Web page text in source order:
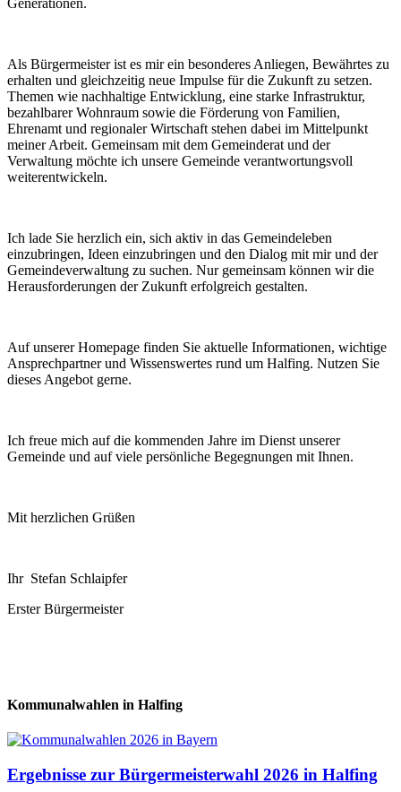
Als Bürgermeister ist es mir ein besonderes Anliegen, Bewährtes zu
erhalten und gleichzeitig neue Impulse für die Zukunft zu setzen.
Themen wie nachhaltige Entwicklung, eine starke Infrastruktur,
bezahlbarer Wohnraum sowie die Förderung von Familien,
Ehrenamt und regionaler Wirtschaft stehen dabei im Mittelpunkt
meiner Arbeit. Gemeinsam mit dem Gemeinderat und der
Verwaltung möchte ich unsere Gemeinde verantwortungsvoll
weiterentwickeln.
Ich lade Sie herzlich ein, sich aktiv in das Gemeindeleben
einzubringen, Ideen einzubringen und den Dialog mit mir und der
Gemeindeverwaltung zu suchen. Nur gemeinsam können wir die
Herausforderungen der Zukunft erfolgreich gestalten.
Auf unserer Homepage finden Sie aktuelle Informationen, wichtige
Ansprechpartner und Wissenswertes rund um Halfing. Nutzen Sie
dieses Angebot gerne.
Ich freue mich auf die kommenden Jahre im Dienst unserer
Gemeinde und auf viele persönliche Begegnungen mit Ihnen.
Mit herzlichen Grüßen
Ihr Stefan Schlaipfer
Erster Bürgermeister
Kommunalwahlen in Halfing
Ergebnisse zur Bürgermeisterwahl 2026 in Halfing